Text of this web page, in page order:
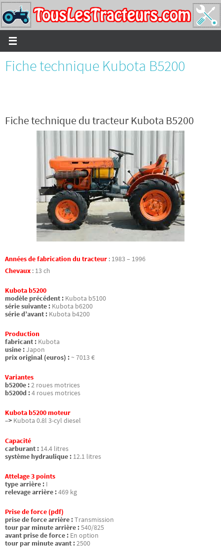
Passer
vers
le
contenu
Fiche technique Kubota B5200
Fiche technique du tracteur Kubota B5200
Années de fabrication du tracteur : 1983 – 1996
Chevaux : 13 ch
Kubota b5200
modèle précédent : Kubota b5100
série suivante : Kubota b6200
série d’avant : Kubota b4200
Production
fabricant : Kubota
usine :Japon
prix original (euros) : ~ 7013 €
Variantes
b5200e :2 roues motrices
b5200d :4 roues motrices
Kubota b5200 moteur
–> Kubota 0.8l 3-cyl diesel
Capacité
carburant : 14.4 litres
système hydraulique : 12.1 litres
Attelage 3 points
type arrière : I
relevage arrière :469 kg
Prise de force (pdf)
prise de force arrière :Transmission
tour par minute arrière :540/825
avant prise de force : En option
tour par minute avant :2500